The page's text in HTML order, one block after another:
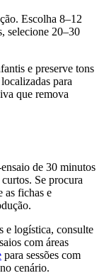
Escolha 8–12
selecione 20–30
e preserve tons
para
que remova
de 30 minutos
Se procura
as fichas e
e logística, consulte
com áreas
para sessões com
cenário.